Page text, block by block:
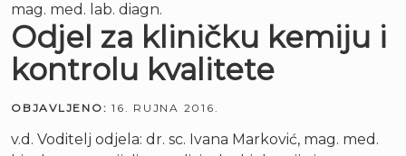
mag. med. lab. diagn.
Odjel za kliničku kemiju i
kontrolu kvalitete
OBJAVLJENO: 16. RUJNA 2016.
v.d. Voditelj odjela: dr. sc. Ivana Marković, mag. med.